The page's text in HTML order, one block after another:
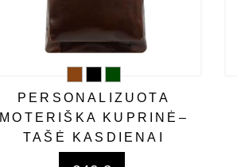
PERSONALIZUOTA
MOTERIŠKA KUPRINĖ–
TAŠĖ KASDIENAI